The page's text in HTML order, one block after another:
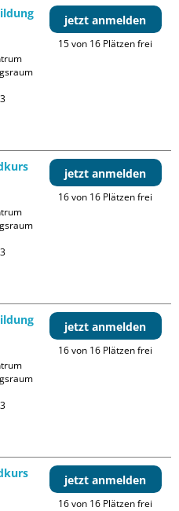
jetzt anmelden
15 von 16 Plätzen frei
jetzt anmelden
16 von 16 Plätzen frei
jetzt anmelden
16 von 16 Plätzen frei
jetzt anmelden
16 von 16 Plätzen frei